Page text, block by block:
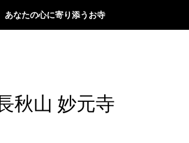
あなたの心に寄り添うお寺
秋山 妙元寺